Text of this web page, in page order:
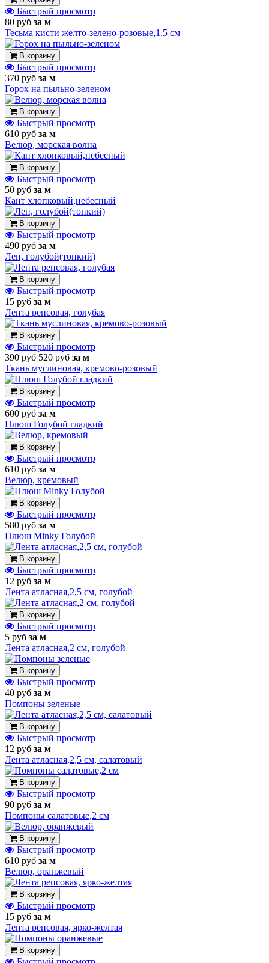
Быстрый просмотр
80 руб за м
Тесьма кисти желто-зелено-розовые,1,5 см
В корзину
Быстрый просмотр
370 руб за м
Горох на пыльно-зеленом
В корзину
Быстрый просмотр
610 руб за м
Велюр, морская волна
В корзину
Быстрый просмотр
50 руб за м
Кант хлопковый,небесный
В корзину
Быстрый просмотр
490 руб за м
Лен, голубой(тонкий)
В корзину
Быстрый просмотр
15 руб за м
Лента репсовая, голубая
В корзину
Быстрый просмотр
390 руб 520 руб за м
Ткань муслиновая, кремово-розовый
В корзину
Быстрый просмотр
600 руб за м
Плюш Голубой гладкий
В корзину
Быстрый просмотр
610 руб за м
Велюр, кремовый
В корзину
Быстрый просмотр
580 руб за м
Плюш Minky Голубой
В корзину
Быстрый просмотр
12 руб за м
Лента атласная,2,5 см, голубой
В корзину
Быстрый просмотр
5 руб за м
Лента атласная,2 см, голубой
В корзину
Быстрый просмотр
40 руб за м
Помпоны зеленые
В корзину
Быстрый просмотр
12 руб за м
Лента атласная,2,5 см, салатовый
В корзину
Быстрый просмотр
90 руб за м
Помпоны салатовые,2 см
В корзину
Быстрый просмотр
610 руб за м
Велюр, оранжевый
В корзину
Быстрый просмотр
15 руб за м
Лента репсовая, ярко-желтая
В корзину